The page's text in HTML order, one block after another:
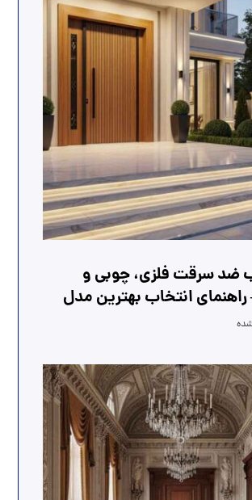
ضد سرقت فلزی، چوبی و
انتخاب بهترین مدل